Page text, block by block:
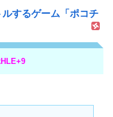
するゲーム「ポコチ